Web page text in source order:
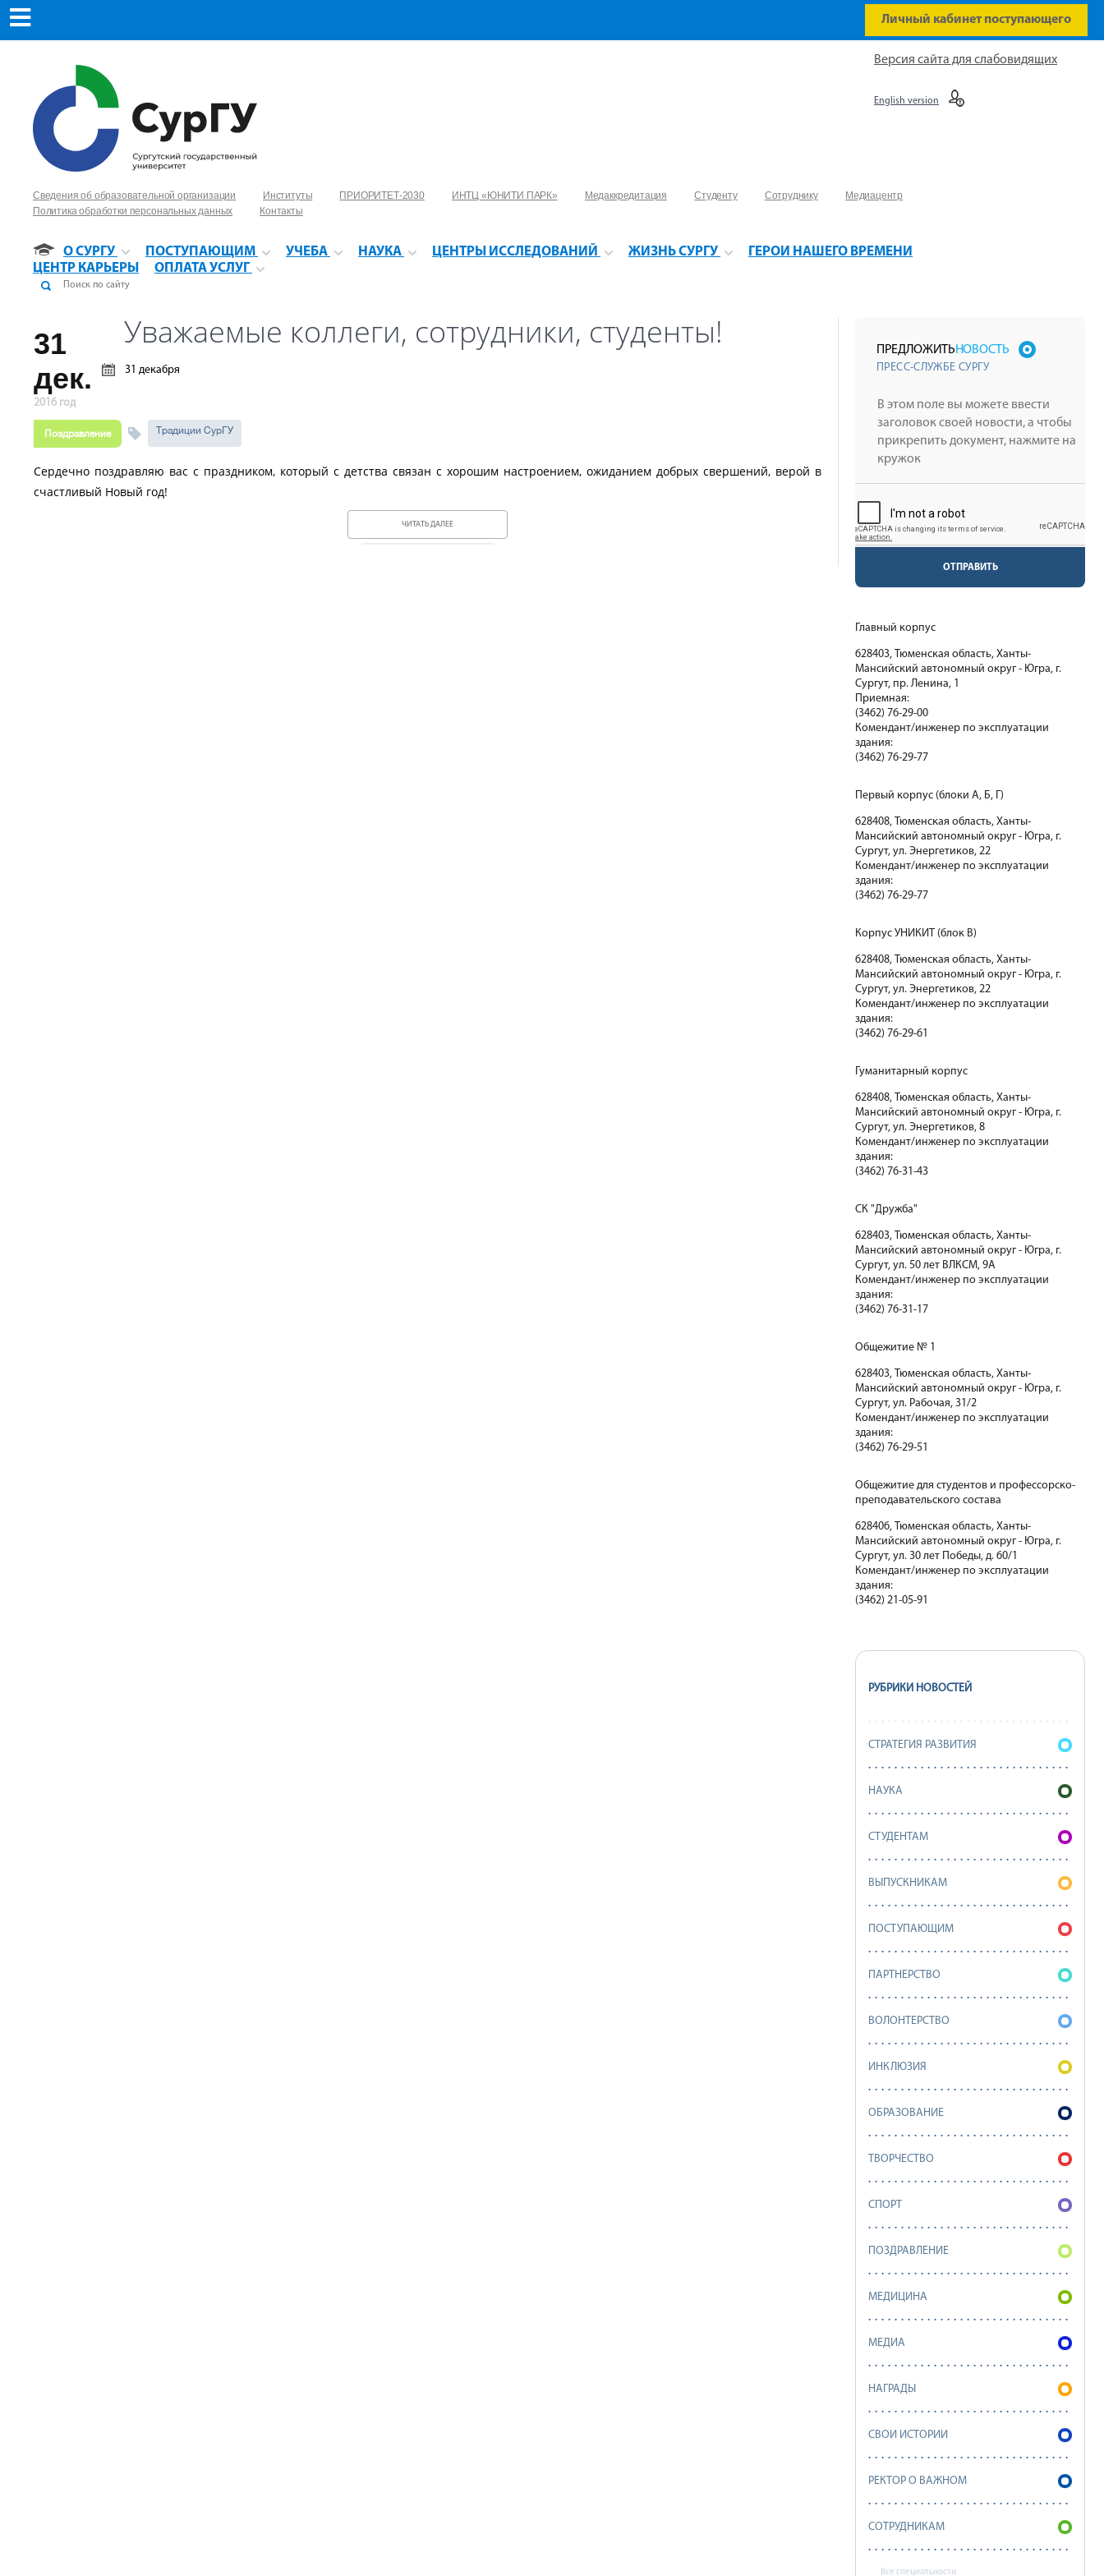
Личный кабинет поступающего
Сведения об образовательной организации Институты ПРИОРИТЕТ-2030 ИНТЦ «ЮНИТИ ПАРК» Медаккредитация Студенту Сотруднику
Медиацентр
Политика обработки персональных данных
Контакты
О СУРГУ ПОСТУПАЮЩИМ УЧЕБА НАУКА ЦЕНТРЫ ИССЛЕДОВАНИЙ ЖИЗНЬ СУРГУ
ГЕРОИ НАШЕГО ВРЕМЕНИ
ЦЕНТР КАРЬЕРЫ
ОПЛАТА УСЛУГ
Версия сайта для слабовидящих
English version
31
дек.
2016 год
Уважаемые коллеги, сотрудники, студенты!
31 декабря
Поздравление Традиции СурГУ
Сердечно поздравляю вас с праздником, который с детства связан с хорошим настроением, ожиданием добрых свершений, верой в
счастливый Новый год!
ЧИТАТЬ ДАЛЕЕ
ПРЕДЛОЖИТЬНОВОСТЬ
ПРЕСС-СЛУЖБЕ СУРГУ
ОТПРАВИТЬ
Главный корпус
628403, Тюменская область, Ханты-
Мансийский автономный округ - Югра, г.
Сургут, пр. Ленина, 1
Приемная:
(3462) 76-29-00
Комендант/инженер по эксплуатации
здания:
(3462) 76-29-77
Первый корпус (блоки А, Б, Г)
628408, Тюменская область, Ханты-
Мансийский автономный округ - Югра, г.
Сургут, ул. Энергетиков, 22
Комендант/инженер по эксплуатации
здания:
(3462) 76-29-77
Корпус УНИКИТ (блок В)
628408, Тюменская область, Ханты-
Мансийский автономный округ - Югра, г.
Сургут, ул. Энергетиков, 22
Комендант/инженер по эксплуатации
здания:
(3462) 76-29-61
Гуманитарный корпус
628408, Тюменская область, Ханты-
Мансийский автономный округ - Югра, г.
Сургут, ул. Энергетиков, 8
Комендант/инженер по эксплуатации
здания:
(3462) 76-31-43
СК "Дружба"
628403, Тюменская область, Ханты-
Мансийский автономный округ - Югра, г.
Сургут, ул. 50 лет ВЛКСМ, 9А
Комендант/инженер по эксплуатации
здания:
(3462) 76-31-17
Общежитие № 1
628403, Тюменская область, Ханты-
Мансийский автономный округ - Югра, г.
Сургут, ул. Рабочая, 31/2
Комендант/инженер по эксплуатации
здания:
(3462) 76-29-51
Общежитие для студентов и профессорско-
преподавательского состава
628406, Тюменская область, Ханты-
Мансийский автономный округ - Югра, г.
Сургут, ул. 30 лет Победы, д. 60/1
Комендант/инженер по эксплуатации
здания:
(3462) 21-05-91
РУБРИКИ НОВОСТЕЙ
СТРАТЕГИЯ РАЗВИТИЯ
НАУКА
СТУДЕНТАМ
ВЫПУСКНИКАМ
ПОСТУПАЮЩИМ
ПАРТНЕРСТВО
ВОЛОНТЕРСТВО
ИНКЛЮЗИЯ
ОБРАЗОВАНИЕ
ТВОРЧЕСТВО
СПОРТ
ПОЗДРАВЛЕНИЕ
МЕДИЦИНА
МЕДИА
НАГРАДЫ
СВОИ ИСТОРИИ
РЕКТОР О ВАЖНОМ
СОТРУДНИКАМ
Все специальности